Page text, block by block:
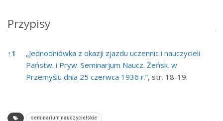
Przypisy
↑1
„Jednodniówka z okazji zjazdu uczennic i nauczycieli
Państw. i Pryw. Seminarjum Naucz. Żeńsk. w
Przemyślu dnia 25 czerwca 1936 r.”, str. 18-19.
seminarium nauczycielskie